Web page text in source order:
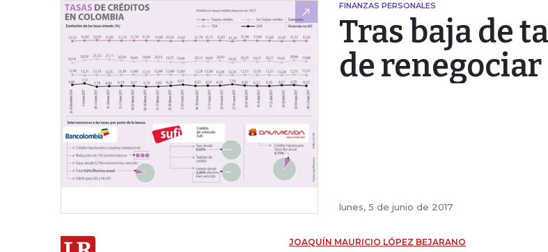
FINANZAS PERSONALES
Tras baja de
de renegociar
lunes, 5 de junio de 2017
JOAQUÍN MAURICIO LÓPEZ BEJARANO